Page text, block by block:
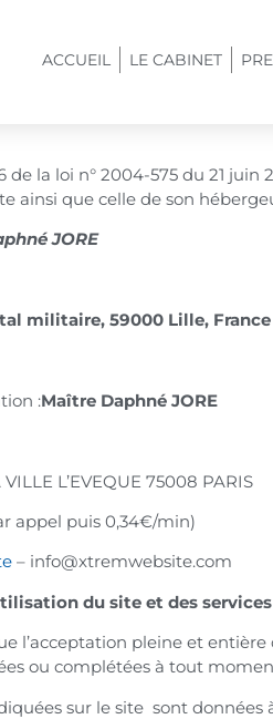
ACCUEIL LE CABINET
de la loi n° 2004-575 du 21
ainsi que celle de son
JORE
militaire, 59000 Lille, France
:Maître Daphné JORE
L’EVEQUE 75008 PARIS
appel puis 0,34€/min)
– info@xtremwebsite.com
du site et des
l’acceptation pleine et
ou complétées à tout
sur le site sont